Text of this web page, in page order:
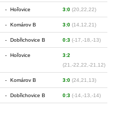
- Hořovice 3:0 (20,22,22)
- Komárov B 3:0 (14,12,21)
- Dobřichovice B 0:3 (-17,-18,-13)
- Hořovice
3:2
(21,-22,22,-21,12)
- Komárov B 3:0 (24,21,13)
- Dobřichovice B 0:3 (-14,-13,-14)